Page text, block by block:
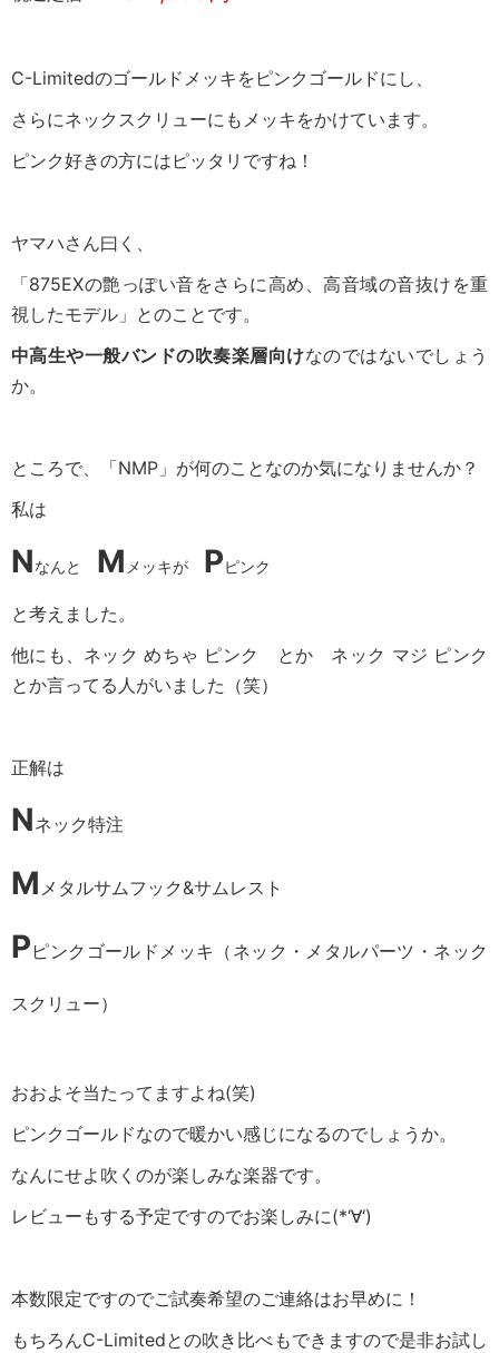
C-Limitedのゴールドメッキをピンクゴールドにし、
さらにネックスクリューにもメッキをかけています。
ピンク好きの方にはピッタリですね！
ヤマハさん曰く、
「875EXの艶っぽい音をさらに高め、高音域の音抜けを重
視したモデル」とのことです。
中高生や一般バンドの吹奏楽層向けなのではないでしょう
か。
ところで、「NMP」が何のことなのか気になりませんか？
私は
Nなんと M メッキが Pピンク
と考えました。
他にも、ネック めちゃ ピンク とか ネック マジ ピンク
とか言ってる人がいました（笑）
正解は
Nネック特注
M メタルサムフック&サムレスト
P ピンクゴールドメッキ（ネック・メタルパーツ・ネック
スクリュー）
おおよそ当たってますよね(笑)
ピンクゴールドなので暖かい感じになるのでしょうか。
なんにせよ吹くのが楽しみな楽器です。
レビューもする予定ですのでお楽しみに(*‘∀‘)
本数限定ですのでご試奏希望のご連絡はお早めに！
もちろんC-Limitedとの吹き比べもできますので是非お試し